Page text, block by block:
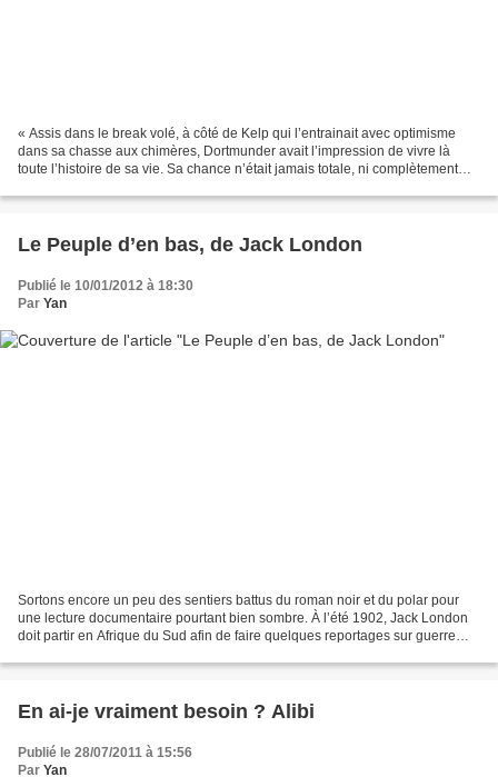
« Assis dans le break volé, à côté de Kelp qui l’entrainait avec optimisme
dans sa chasse aux chimères, Dortmunder avait l’impression de vivre là
toute l’histoire de sa vie. Sa chance n’était jamais totale, ni complètement
Le Peuple d’en bas, de Jack London
Publié le 10/01/2012 à 18:30
Par Yan
Sortons encore un peu des sentiers battus du roman noir et du polar pour
une lecture documentaire pourtant bien sombre. À l’été 1902, Jack London
doit partir en Afrique du Sud afin de faire quelques reportages sur guerre
En ai-je vraiment besoin ? Alibi
Publié le 28/07/2011 à 15:56
Par Yan